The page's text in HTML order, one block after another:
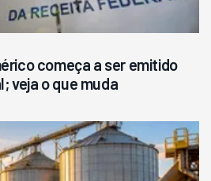
começa a ser emitido
veja o que muda